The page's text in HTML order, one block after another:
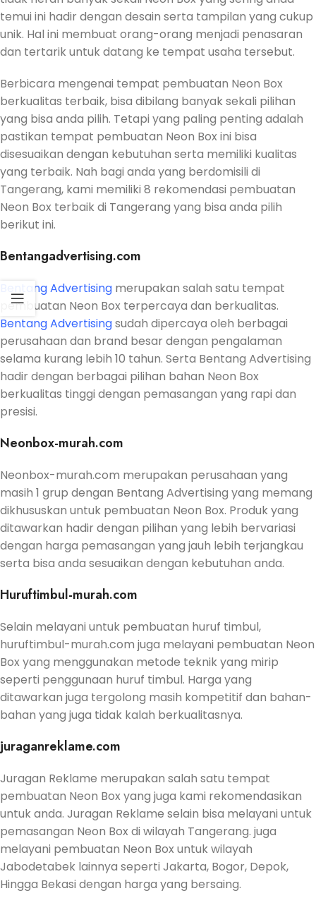
temui ini hadir dengan desain serta tampilan yang cukup
unik. Hal ini membuat orang-orang menjadi penasaran
dan tertarik untuk datang ke tempat usaha tersebut.
Berbicara mengenai tempat pembuatan Neon Box
berkualitas terbaik, bisa dibilang banyak sekali pilihan
yang bisa anda pilih. Tetapi yang paling penting adalah
pastikan tempat pembuatan Neon Box ini bisa
disesuaikan dengan kebutuhan serta memiliki kualitas
yang terbaik. Nah bagi anda yang berdomisili di
Tangerang, kami memiliki 8 rekomendasi pembuatan
Neon Box terbaik di Tangerang yang bisa anda pilih
berikut ini.
Bentangadvertising.com
Bentang Advertising merupakan salah satu tempat
pembuatan Neon Box terpercaya dan berkualitas.
Bentang Advertisingsudah dipercaya oleh berbagai
perusahaan dan brand besar dengan pengalaman
selama kurang lebih 10 tahun. Serta Bentang Advertising
hadir dengan berbagai pilihan bahan Neon Box
berkualitas tinggi dengan pemasangan yang rapi dan
presisi.
Neonbox-murah.com
Neonbox-murah.com merupakan perusahaan yang
masih 1 grup dengan Bentang Advertising yang memang
dikhususkan untuk pembuatan Neon Box. Produk yang
ditawarkan hadir dengan pilihan yang lebih bervariasi
dengan harga pemasangan yang jauh lebih terjangkau
serta bisa anda sesuaikan dengan kebutuhan anda.
Huruftimbul-murah.com
Selain melayani untuk pembuatan huruf timbul,
huruftimbul-murah.com juga melayani pembuatan Neon
Box yang menggunakan metode teknik yang mirip
seperti penggunaan huruf timbul. Harga yang
ditawarkan juga tergolong masih kompetitif dan bahan-
bahan yang juga tidak kalah berkualitasnya.
juraganreklame.com
Juragan Reklame merupakan salah satu tempat
pembuatan Neon Box yang juga kami rekomendasikan
untuk anda. Juragan Reklame selain bisa melayani untuk
pemasangan Neon Box di wilayah Tangerang. juga
melayani pembuatan Neon Box untuk wilayah
Jabodetabek lainnya seperti Jakarta, Bogor, Depok,
Hingga Bekasi dengan harga yang bersaing.